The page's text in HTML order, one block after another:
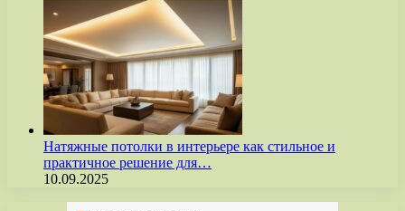
Натяжные потолки в интерьере как стильное и
практичное решение для…
10.09.2025